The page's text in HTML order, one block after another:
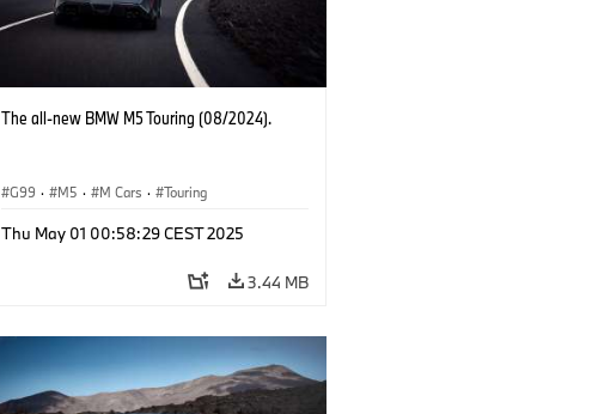
The all-new BMW M5 Touring (08/2024).
G99 · M5 · M Cars · Touring
Thu May 01 00:58:29 CEST 2025
3.44 MB